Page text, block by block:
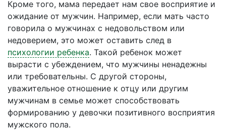
Кроме того, мама передает нам свое восприятие и
ожидание от мужчин. Например, если мать часто
говорила о мужчинах с недовольством или
недоверием, это может оставить след в
психологии ребенка. Такой ребенок может
вырасти с убеждением, что мужчины ненадежны
или требовательны. С другой стороны,
уважительное отношение к отцу или другим
мужчинам в семье может способствовать
формированию у девочки позитивного восприятия
мужского пола.